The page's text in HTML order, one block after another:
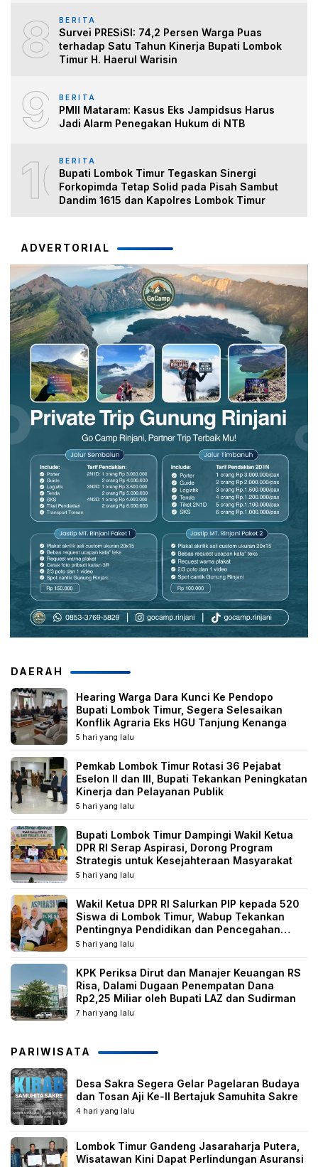
8 BERITA
Survei PRESiSI: 74,2 Persen Warga Puas
terhadap Satu Tahun Kinerja Bupati Lombok
Timur H. Haerul Warisin
9 BERITA
PMII Mataram: Kasus Eks Jampidsus Harus
Jadi Alarm Penegakan Hukum di NTB
10BERITA
Bupati Lombok Timur Tegaskan Sinergi
Forkopimda Tetap Solid pada Pisah Sambut
Dandim 1615 dan Kapolres Lombok Timur
ADVERTORIAL
DAERAH
Hearing Warga Dara Kunci Ke Pendopo
Bupati Lombok Timur, Segera Selesaikan
Konflik Agraria Eks HGU Tanjung Kenanga
5 hari yang lalu
Pemkab Lombok Timur Rotasi 36 Pejabat
Eselon II dan III, Bupati Tekankan Peningkatan
Kinerja dan Pelayanan Publik
5 hari yang lalu
Bupati Lombok Timur Dampingi Wakil Ketua
DPR RI Serap Aspirasi, Dorong Program
Strategis untuk Kesejahteraan Masyarakat
5 hari yang lalu
Wakil Ketua DPR RI Salurkan PIP kepada 520
Siswa di Lombok Timur, Wabup Tekankan
Pentingnya Pendidikan dan Pencegahan
Perkawinan Anak
5 hari yang lalu
KPK Periksa Dirut dan Manajer Keuangan RS
Risa, Dalami Dugaan Penempatan Dana
Rp2,25 Miliar oleh Bupati LAZ dan Sudirman
7 hari yang lalu
PARIWISATA
Desa Sakra Segera Gelar Pagelaran Budaya
dan Tosan Aji Ke-II Bertajuk Samuhita Sakre
4 hari yang lalu
Lombok Timur Gandeng Jasaraharja Putera,
Wisatawan Kini Dapat Perlindungan Asuransi